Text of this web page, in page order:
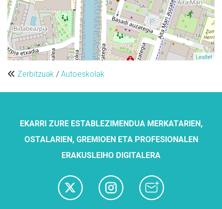
Leaflet
Zerbitzuak / Autoeskolak
EKARRI ZURE ESTABLEZIMENDUA MERKATARIEN,
OSTALARIEN, GREMIOEN ETA PROFESIONALEN
ERAKUSLEIHO DIGITALERA